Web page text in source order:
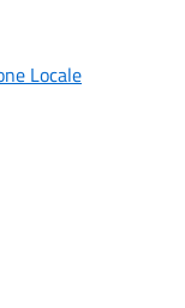
Locale